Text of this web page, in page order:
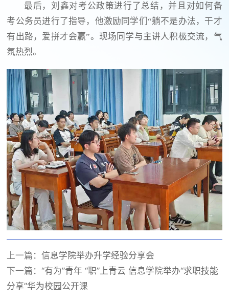
最后，刘鑫对考公政策进行了总结，并且对如何备
考公务员进行了指导，他激励同学们“躺不是办法，干才
有出路，爱拼才会赢”。现场同学与主讲人积极交流，气
氛热烈。
上一篇：信息学院举办升学经验分享会
下一篇：“有为”青年 “职”上青云 信息学院举办“求职技能
分享”华为校园公开课